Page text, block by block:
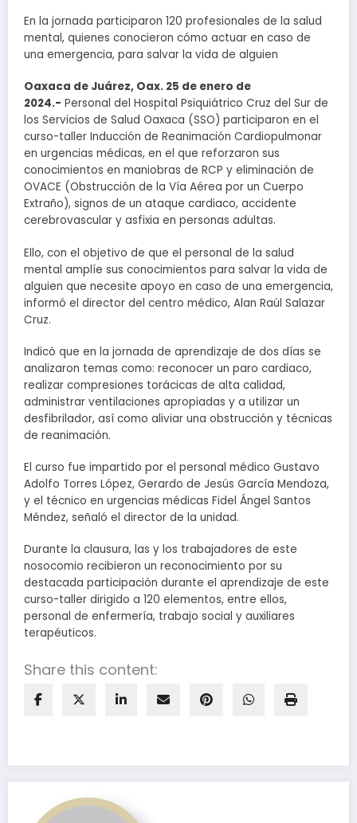
En la jornada participaron 120 profesionales de la salud
mental, quienes conocieron cómo actuar en caso de
una emergencia, para salvar la vida de alguien
Oaxaca de Juárez, Oax. 25 de enero de
2024.- Personal del Hospital Psiquiátrico Cruz del Sur de
los Servicios de Salud Oaxaca (SSO) participaron en el
curso-taller Inducción de Reanimación Cardiopulmonar
en urgencias médicas, en el que reforzaron sus
conocimientos en maniobras de RCP y eliminación de
OVACE (Obstrucción de la Vía Aérea por un Cuerpo
Extraño), signos de un ataque cardiaco, accidente
cerebrovascular y asfixia en personas adultas.
Ello, con el objetivo de que el personal de la salud
mental amplíe sus conocimientos para salvar la vida de
alguien que necesite apoyo en caso de una emergencia,
informó el director del centro médico, Alan Raúl Salazar
Cruz.
Indicó que en la jornada de aprendizaje de dos días se
analizaron temas como: reconocer un paro cardiaco,
realizar compresiones torácicas de alta calidad,
administrar ventilaciones apropiadas y a utilizar un
desfibrilador, así como aliviar una obstrucción y técnicas
de reanimación.
El curso fue impartido por el personal médico Gustavo
Adolfo Torres López, Gerardo de Jesús García Mendoza,
y el técnico en urgencias médicas Fidel Ángel Santos
Méndez, señaló el director de la unidad.
Durante la clausura, las y los trabajadores de este
nosocomio recibieron un reconocimiento por su
destacada participación durante el aprendizaje de este
curso-taller dirigido a 120 elementos, entre ellos,
personal de enfermería, trabajo social y auxiliares
terapéuticos.
Share this content: